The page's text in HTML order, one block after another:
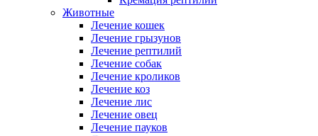
Животные
Лечение кошек
Лечение грызунов
Лечение рептилий
Лечение собак
Лечение кроликов
Лечение коз
Лечение лис
Лечение овец
Лечение пауков